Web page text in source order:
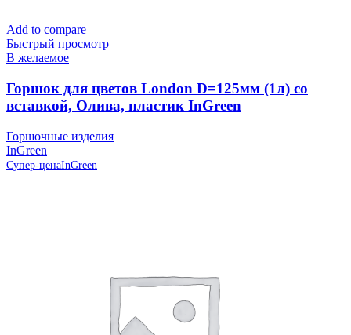
Add to compare
Быстрый просмотр
В желаемое
Горшок для цветов London D=125мм (1л) со
вставкой, Олива, пластик InGreen
Горшочные изделия
InGreen
Супер-ценаInGreen